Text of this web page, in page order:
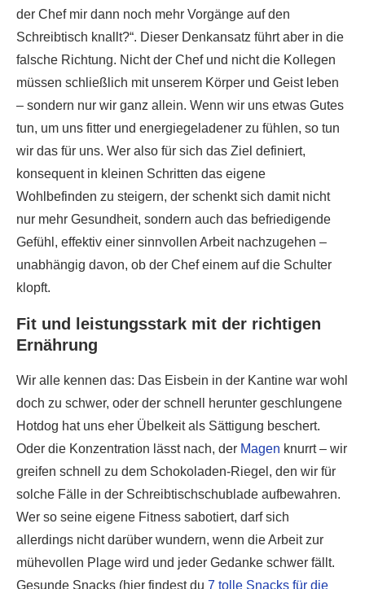
der Chef mir dann noch mehr Vorgänge auf den
Schreibtisch knallt?“. Dieser Denkansatz führt aber in die
falsche Richtung. Nicht der Chef und nicht die Kollegen
müssen schließlich mit unserem Körper und Geist leben
– sondern nur wir ganz allein. Wenn wir uns etwas Gutes
tun, um uns fitter und energiegeladener zu fühlen, so tun
wir das für uns. Wer also für sich das Ziel definiert,
konsequent in kleinen Schritten das eigene
Wohlbefinden zu steigern, der schenkt sich damit nicht
nur mehr Gesundheit, sondern auch das befriedigende
Gefühl, effektiv einer sinnvollen Arbeit nachzugehen –
unabhängig davon, ob der Chef einem auf die Schulter
klopft.
Fit und leistungsstark mit der richtigen
Ernährung
Wir alle kennen das: Das Eisbein in der Kantine war wohl
doch zu schwer, oder der schnell herunter geschlungene
Hotdog hat uns eher Übelkeit als Sättigung beschert.
Oder die Konzentration lässt nach, der Magen knurrt – wir
greifen schnell zu dem Schokoladen-Riegel, den wir für
solche Fälle in der Schreibtischschublade aufbewahren.
Wer so seine eigene Fitness sabotiert, darf sich
allerdings nicht darüber wundern, wenn die Arbeit zur
mühevollen Plage wird und jeder Gedanke schwer fällt.
Gesunde Snacks (hier findest du 7 tolle Snacks für die